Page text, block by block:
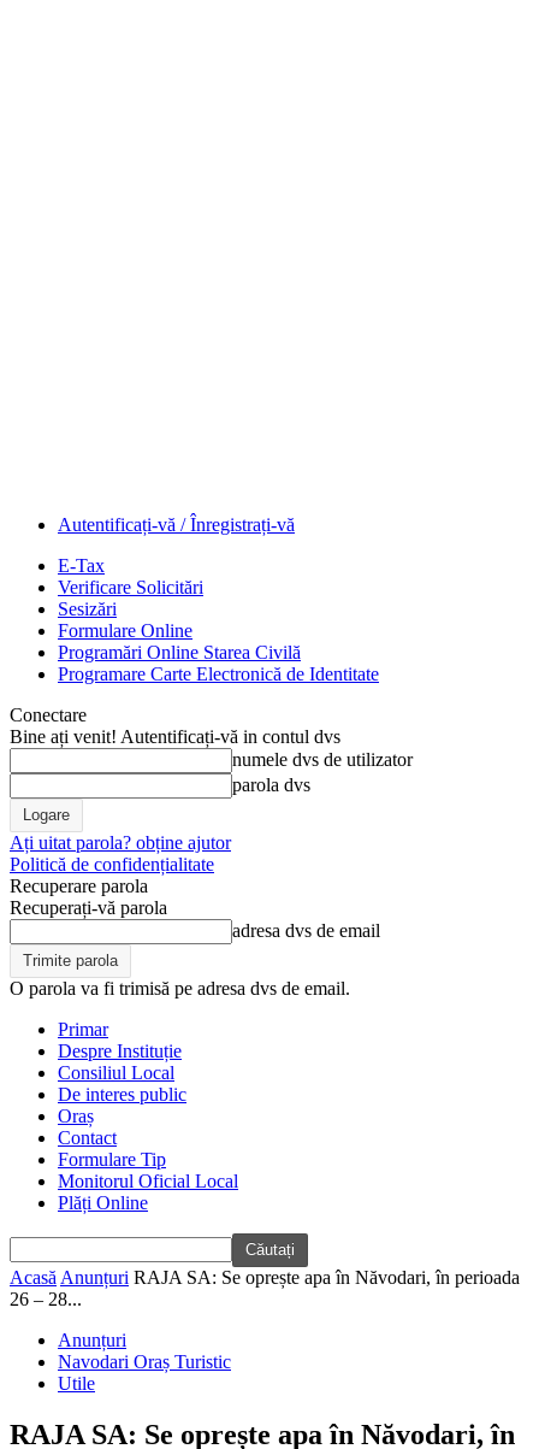
Autentificați-vă / Înregistrați-vă
E-Tax
Verificare Solicitări
Sesizări
Formulare Online
Programări Online Starea Civilă
Programare Carte Electronică de Identitate
Conectare
Bine ați venit! Autentificați-vă in contul dvs
numele dvs de utilizator
parola dvs
Ați uitat parola? obține ajutor
Politică de confidențialitate
Recuperare parola
Recuperați-vă parola
adresa dvs de email
O parola va fi trimisă pe adresa dvs de email.
Primar
Despre Instituție
Consiliul Local
De interes public
Oraș
Contact
Formulare Tip
Monitorul Oficial Local
Plăți Online
Acasă Anunțuri RAJA SA: Se oprește apa în Năvodari, în perioada
26 – 28...
Anunțuri
Navodari Oraș Turistic
Utile
RAJA SA: Se oprește apa în Năvodari, în